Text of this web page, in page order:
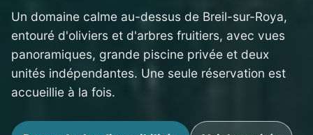
Un domaine calme au-dessus de Breil-sur-Roya,
entouré d'oliviers et d'arbres fruitiers, avec vues
panoramiques, grande piscine privée et deux
unités indépendantes. Une seule réservation est
accueillie à la fois.